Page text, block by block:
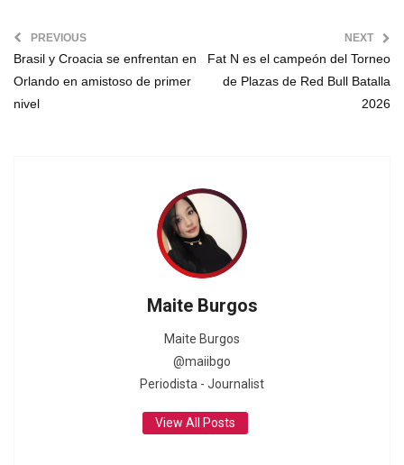
PREVIOUS
Brasil y Croacia se enfrentan en
Orlando en amistoso de primer
nivel
NEXT
Fat N es el campeón del Torneo
de Plazas de Red Bull Batalla
2026
Maite Burgos
Maite Burgos
@maiibgo
Periodista - Journalist
View All Posts